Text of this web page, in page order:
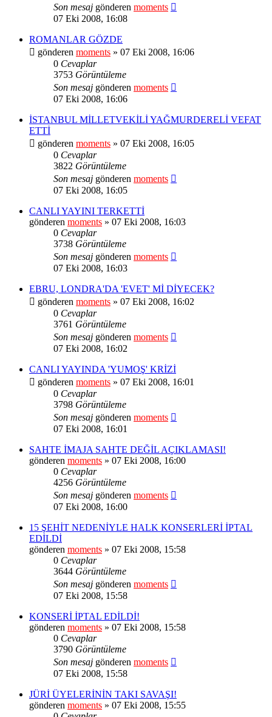
Son mesaj gönderen moments
07 Eki 2008, 16:08
ROMANLAR GÖZDE
gönderen moments » 07 Eki 2008, 16:06
0 Cevaplar
3753 Görüntüleme
Son mesaj gönderen moments
07 Eki 2008, 16:06
İSTANBUL MİLLETVEKİLİ YAĞMURDERELİ VEFAT
ETTİ
gönderen moments » 07 Eki 2008, 16:05
0 Cevaplar
3822 Görüntüleme
Son mesaj gönderen moments
07 Eki 2008, 16:05
CANLI YAYINI TERKETTİ
gönderen moments » 07 Eki 2008, 16:03
0 Cevaplar
3738 Görüntüleme
Son mesaj gönderen moments
07 Eki 2008, 16:03
EBRU, LONDRA'DA 'EVET' Mİ DİYECEK?
gönderen moments » 07 Eki 2008, 16:02
0 Cevaplar
3761 Görüntüleme
Son mesaj gönderen moments
07 Eki 2008, 16:02
CANLI YAYINDA 'YUMOŞ' KRİZİ
gönderen moments » 07 Eki 2008, 16:01
0 Cevaplar
3798 Görüntüleme
Son mesaj gönderen moments
07 Eki 2008, 16:01
SAHTE İMAJA SAHTE DEĞİL AÇIKLAMASI!
gönderen moments » 07 Eki 2008, 16:00
0 Cevaplar
4256 Görüntüleme
Son mesaj gönderen moments
07 Eki 2008, 16:00
15 ŞEHİT NEDENİYLE HALK KONSERLERİ İPTAL
EDİLDİ
gönderen moments » 07 Eki 2008, 15:58
0 Cevaplar
3644 Görüntüleme
Son mesaj gönderen moments
07 Eki 2008, 15:58
KONSERİ İPTAL EDİLDİ!
gönderen moments » 07 Eki 2008, 15:58
0 Cevaplar
3790 Görüntüleme
Son mesaj gönderen moments
07 Eki 2008, 15:58
JÜRİ ÜYELERİNİN TAKI SAVAŞI!
gönderen moments » 07 Eki 2008, 15:55